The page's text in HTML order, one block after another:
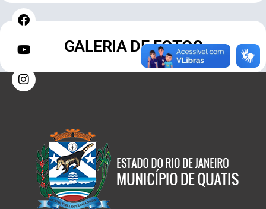
GALERIA DE FOTOS